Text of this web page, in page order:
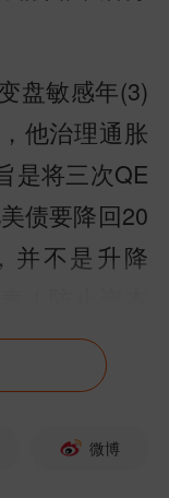
盘敏感年(3)
他治理通胀
是将三次QE
债要降回20
并不是升降
敏感的AI赛
高达2600
微博